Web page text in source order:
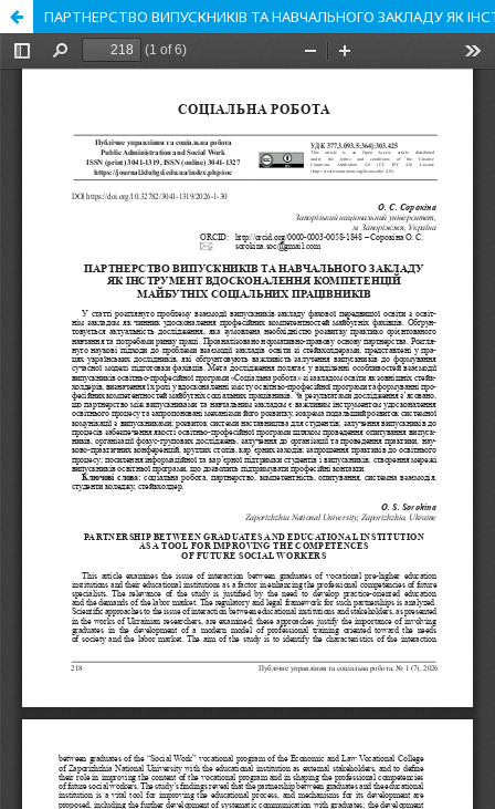
ПАРТНЕРСТВО ВИПУСКНИКІВ ТА НАВЧАЛЬНОГО ЗАКЛАДУ ЯК